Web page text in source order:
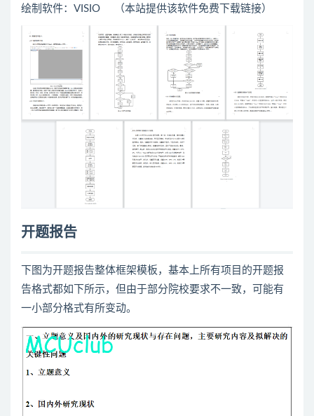
绘制软件：VISIO （本站提供该软件免费下载链接）
开题报告
下图为开题报告整体框架模板，基本上所有项目的开题报
告格式都如下所示，但由于部分院校要求不一致，可能有
一小部分格式有所变动。